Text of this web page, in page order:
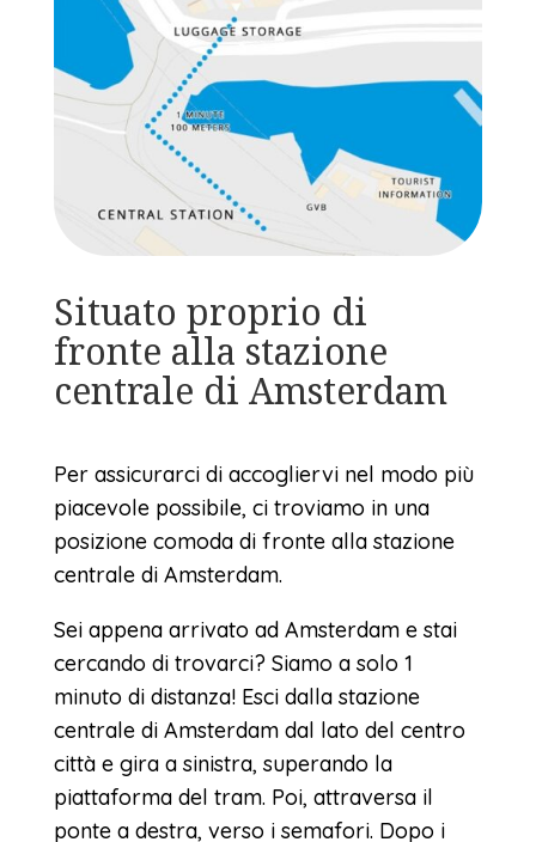
Situato proprio di
fronte alla stazione
centrale di Amsterdam
Per assicurarci di accogliervi nel modo più
piacevole possibile, ci troviamo in una
posizione comoda di fronte alla stazione
centrale di Amsterdam.
Sei appena arrivato ad Amsterdam e stai
cercando di trovarci? Siamo a solo 1
minuto di distanza! Esci dalla stazione
centrale di Amsterdam dal lato del centro
città e gira a sinistra, superando la
piattaforma del tram. Poi, attraversa il
ponte a destra, verso i semafori. Dopo i